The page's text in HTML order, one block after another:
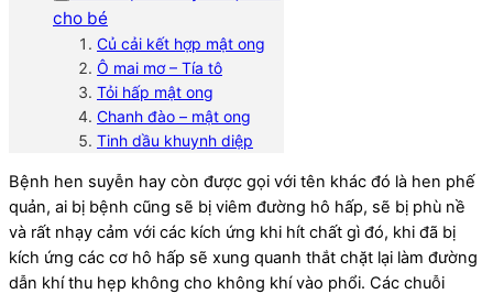
cho bé
Củ cải kết hợp mật ong
Ô mai mơ – Tía tô
Tỏi hấp mật ong
Chanh đào – mật ong
Tinh dầu khuynh diệp
Bệnh hen suyễn hay còn được gọi với tên khác đó là hen phế
quản, ai bị bệnh cũng sẽ bị viêm đường hô hấp, sẽ bị phù nề
và rất nhạy cảm với các kích ứng khi hít chất gì đó, khi đã bị
kích ứng các cơ hô hấp sẽ xung quanh thắt chặt lại làm đường
dẫn khí thu hẹp không cho không khí vào phổi. Các chuỗi